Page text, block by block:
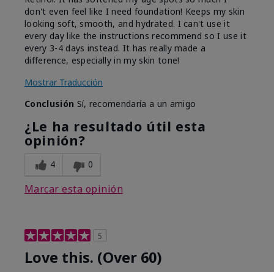
don't even feel like I need foundation! Keeps my skin
looking soft, smooth, and hydrated. I can't use it
every day like the instructions recommend so I use it
every 3-4 days instead. It has really made a
difference, especially in my skin tone!
Mostrar Traducción
Conclusión Sí, recomendaría a un amigo
¿Le ha resultado útil esta
opinión?
4 0
Marcar esta opinión
5
Love this. (Over 60)